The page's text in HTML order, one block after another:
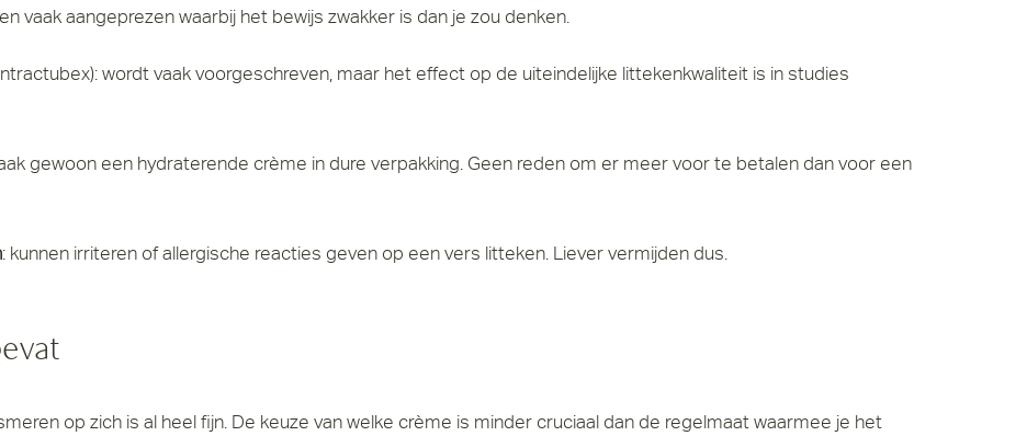
vaak aangeprezen waarbij het bewijs zwakker is dan je zou denken.
wordt vaak voorgeschreven, maar het effect op de uiteindelijke littekenkwaliteit is in studies
gewoon een hydraterende crème in dure verpakking. Geen reden om er meer voor te betalen dan voor een
: kunnen irriteren of allergische reacties geven op een vers litteken. Liever vermijden dus.
op zich is al heel fijn. De keuze van welke crème is minder cruciaal dan de regelmaat waarmee je het